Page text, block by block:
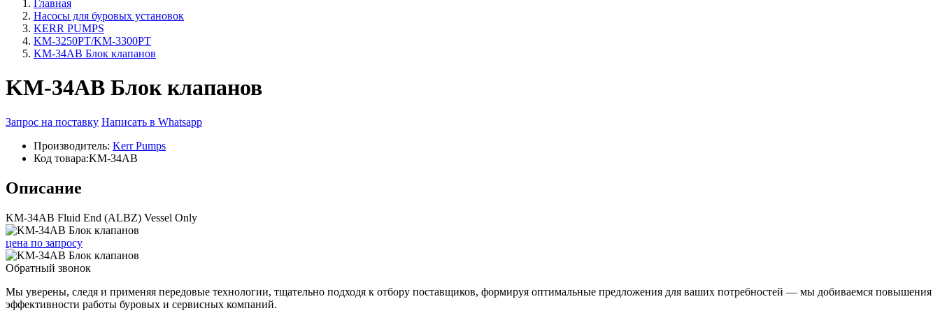
Главная
Насосы для буровых установок
KERR PUMPS
KM-3250PT/KM-3300PT
KM-34AB Блок клапанов
KM-34AB Блок клапанов
Запрос на поставку Написать в Whatsapp
Производитель: Kerr Pumps
Код товара:KM-34AB
Описание
KM-34AB Fluid End (ALBZ) Vessel Only
цена по запросу
Обратный звонок
Мы уверены, следя и применяя передовые технологии, тщательно подходя к отбору поставщиков, формируя оптимальные предложения для ваших потребностей — мы добиваемся повышения
эффективности работы буровых и сервисных компаний.